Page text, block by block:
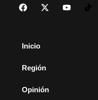
Inicio
Región
Opinión